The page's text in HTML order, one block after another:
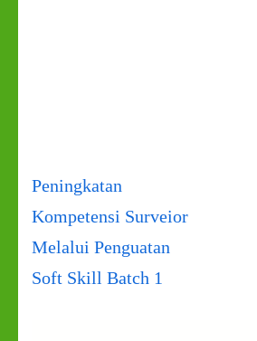
Navigasi
pos
Peningkatan
Kompetensi Surveior
Melalui Penguatan
Soft Skill Batch 1